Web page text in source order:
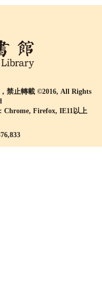
禁止轉載 ©2016, All Rights
Firefox, IE11以上